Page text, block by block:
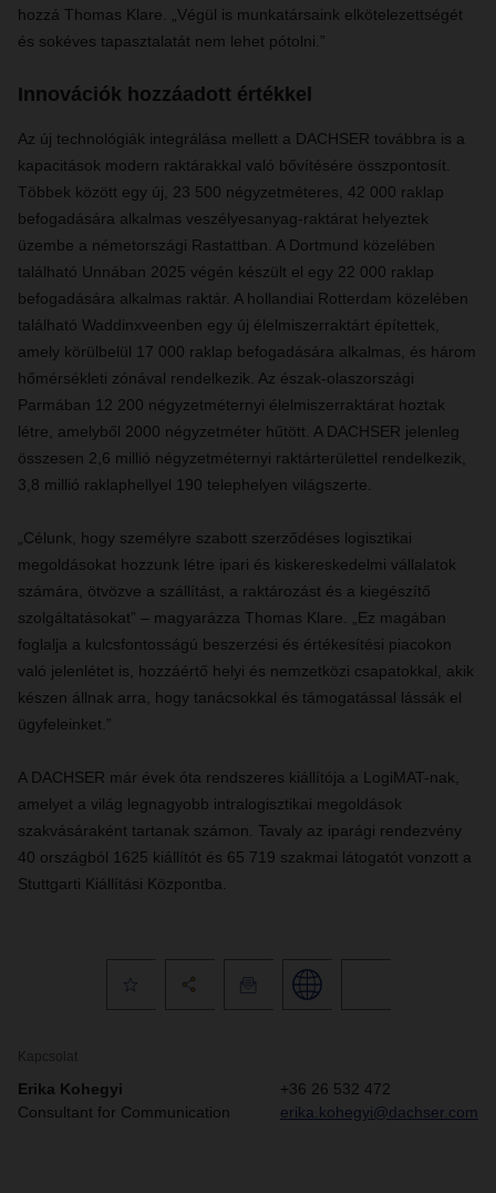
hozzá Thomas Klare. „Végül is munkatársaink elkötelezettségét
és sokéves tapasztalatát nem lehet pótolni.”
Innovációk hozzáadott értékkel
Az új technológiák integrálása mellett a DACHSER továbbra is a
kapacitások modern raktárakkal való bővítésére összpontosít.
Többek között egy új, 23 500 négyzetméteres, 42 000 raklap
befogadására alkalmas veszélyesanyag-raktárat helyeztek
üzembe a németországi Rastattban. A Dortmund közelében
található Unnában 2025 végén készült el egy 22 000 raklap
befogadására alkalmas raktár. A hollandiai Rotterdam közelében
található Waddinxveenben egy új élelmiszerraktárt építettek,
amely körülbelül 17 000 raklap befogadására alkalmas, és három
hőmérsékleti zónával rendelkezik. Az észak-olaszországi
Parmában 12 200 négyzetméternyi élelmiszerraktárat hoztak
létre, amelyből 2000 négyzetméter hűtött. A DACHSER jelenleg
összesen 2,6 millió négyzetméternyi raktárterülettel rendelkezik,
3,8 millió raklaphellyel 190 telephelyen világszerte.
„Célunk, hogy személyre szabott szerződéses logisztikai
megoldásokat hozzunk létre ipari és kiskereskedelmi vállalatok
számára, ötvözve a szállítást, a raktározást és a kiegészítő
szolgáltatásokat” – magyarázza Thomas Klare. „Ez magában
foglalja a kulcsfontosságú beszerzési és értékesítési piacokon
való jelenlétet is, hozzáértő helyi és nemzetközi csapatokkal, akik
készen állnak arra, hogy tanácsokkal és támogatással lássák el
ügyfeleinket.”
A DACHSER már évek óta rendszeres kiállítója a LogiMAT-nak,
amelyet a világ legnagyobb intralogisztikai megoldások
szakvásáraként tartanak számon. Tavaly az iparági rendezvény
40 országból 1625 kiállítót és 65 719 szakmai látogatót vonzott a
Stuttgarti Kiállítási Központba.
Kapcsolat
Erika Kohegyi
Consultant for Communication
+36 26 532 472
erika.kohegyi@dachser.com